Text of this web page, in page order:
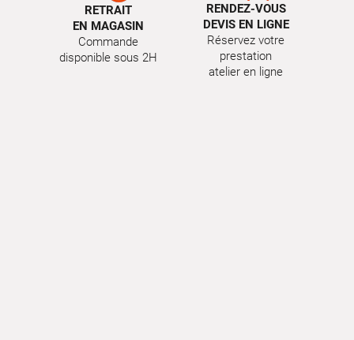
RETRAIT
EN MAGASIN
Commande
disponible sous 2H
RENDEZ-VOUS
DEVIS EN LIGNE
Réservez votre
prestation
atelier en ligne